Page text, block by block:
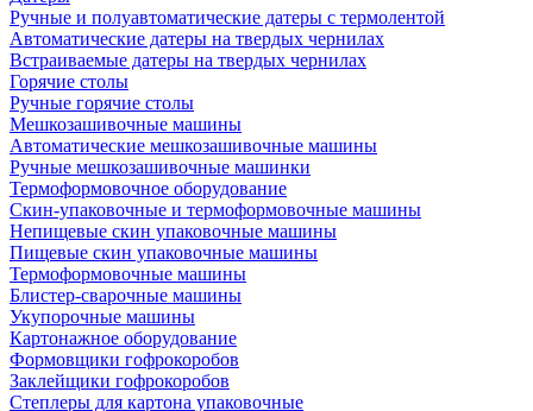
Ручные и полуавтоматические датеры с термолентой
Автоматические датеры на твердых чернилах
Встраиваемые датеры на твердых чернилах
Горячие столы
Ручные горячие столы
Мешкозашивочные машины
Автоматические мешкозашивочные машины
Ручные мешкозашивочные машинки
Термоформовочное оборудование
Скин-упаковочные и термоформовочные машины
Непищевые скин упаковочные машины
Пищевые скин упаковочные машины
Термоформовочные машины
Блистер-сварочные машины
Укупорочные машины
Картонажное оборудование
Формовщики гофрокоробов
Заклейщики гофрокоробов
Степлеры для картона упаковочные